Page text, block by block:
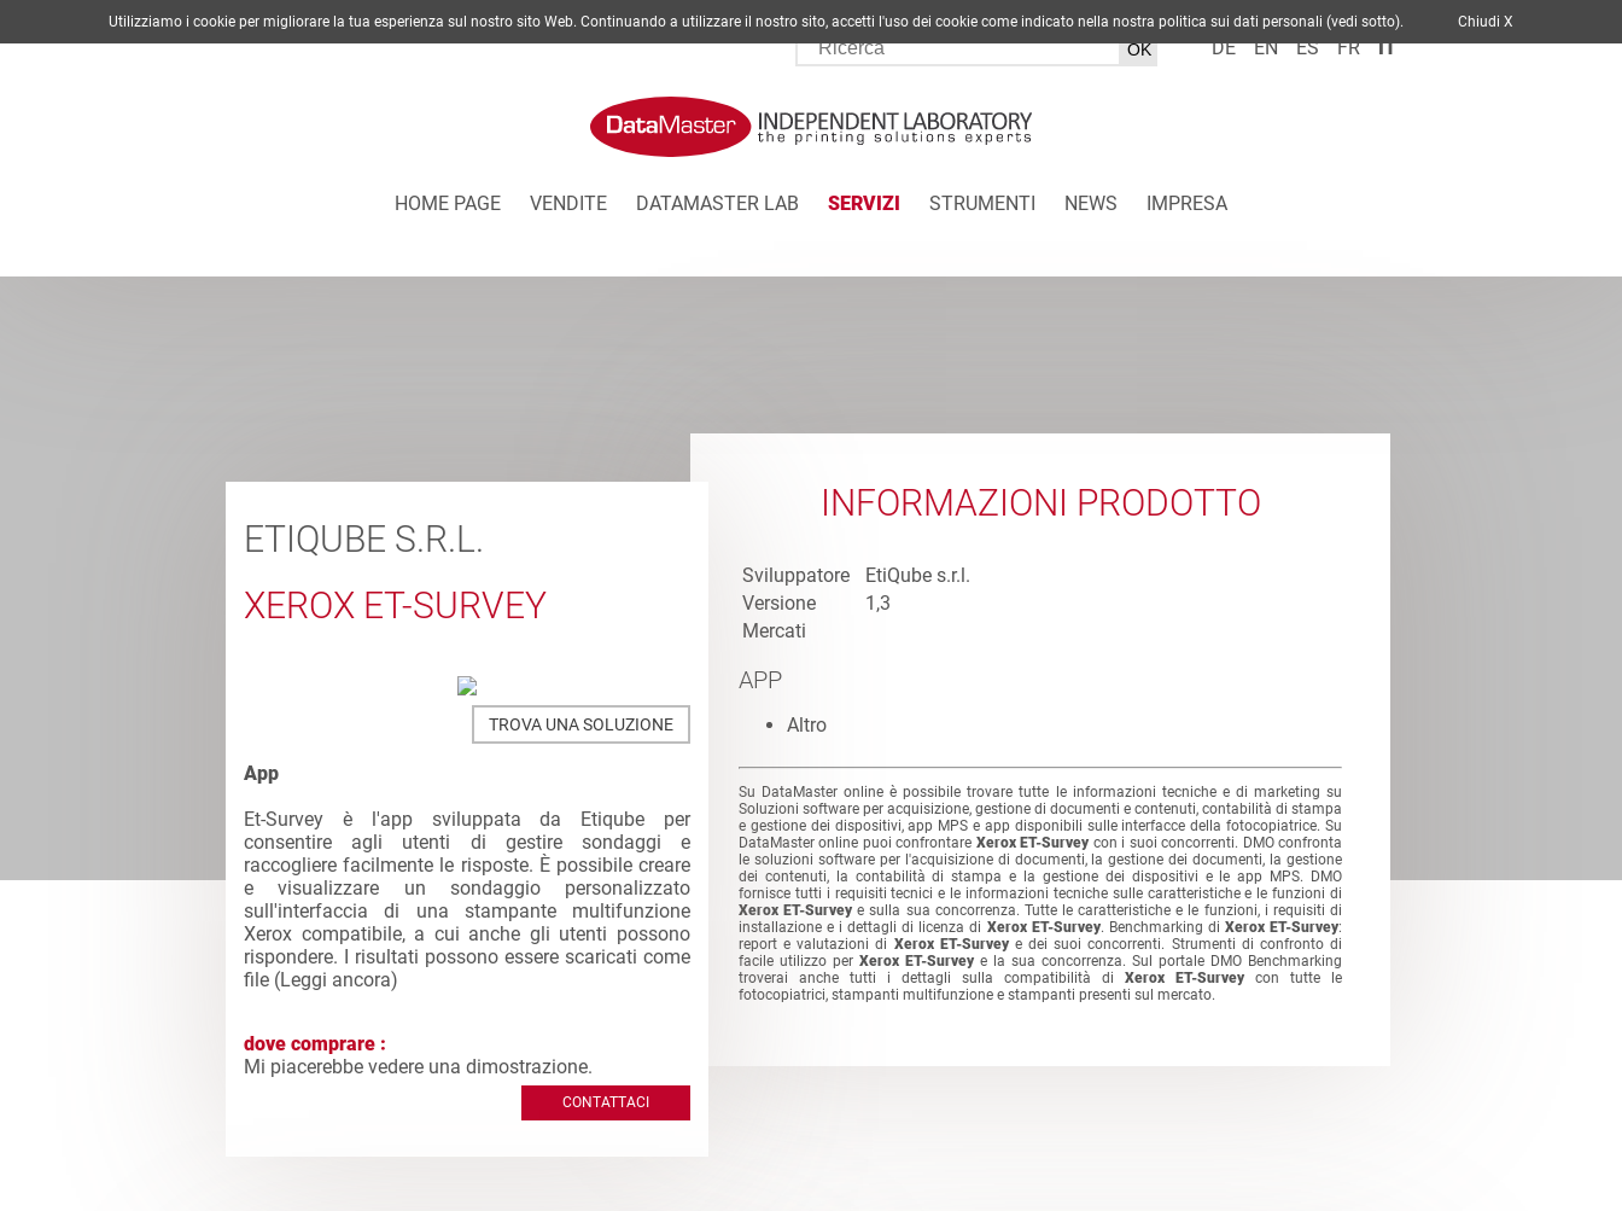
DE EN ES FR IT
HOME PAGE VENDITE DATAMASTER LAB SERVIZI STRUMENTI NEWS IMPRESA
ETIQUBE S.R.L.
XEROX ET-SURVEY
TROVA UNA SOLUZIONE
App
Et-Survey è l'app sviluppata da Etiqube per
consentire agli utenti di gestire sondaggi e
raccogliere facilmente le risposte. È possibile creare
e visualizzare un sondaggio personalizzato
sull'interfaccia di una stampante multifunzione
Xerox compatibile, a cui anche gli utenti possono
rispondere. I risultati possono essere scaricati come
file (Leggi ancora)
dove comprare :
Mi piacerebbe vedere una dimostrazione.
CONTATTACI
INFORMAZIONI PRODOTTO
Sviluppatore
EtiQube s.r.l.
Versione
1,3
Mercati
APP
Altro
Su DataMaster online è possibile trovare tutte le informazioni tecniche e di marketing su
Soluzioni software per acquisizione, gestione di documenti e contenuti, contabilità di stampa
e gestione dei dispositivi, app MPS e app disponibili sulle interfacce della fotocopiatrice. Su
DataMaster online puoi confrontare Xerox ET-Survey con i suoi concorrenti. DMO confronta
le soluzioni software per l'acquisizione di documenti, la gestione dei documenti, la gestione
dei contenuti, la contabilità di stampa e la gestione dei dispositivi e le app MPS. DMO
fornisce tutti i requisiti tecnici e le informazioni tecniche sulle caratteristiche e le funzioni di
Xerox ET-Survey e sulla sua concorrenza. Tutte le caratteristiche e le funzioni, i requisiti di
installazione e i dettagli di licenza di Xerox ET-Survey. Benchmarking di Xerox ET-Survey:
report e valutazioni di Xerox ET-Surveye dei suoi concorrenti. Strumenti di confronto di
facile utilizzo per Xerox ET-Survey e la sua concorrenza. Sul portale DMO Benchmarking
troverai anche tutti i dettagli sulla compatibilità di Xerox ET-Survey con tutte le
fotocopiatrici, stampanti multifunzione e stampanti presenti sul mercato.
Utilizziamo i cookie per migliorare la tua esperienza sul nostro sito Web. Continuando a utilizzare il nostro sito, accetti l'uso dei cookie come indicato nella nostra politica sui dati personali (vedi sotto). Chiudi X